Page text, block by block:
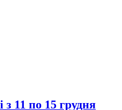
11 по 15 грудня